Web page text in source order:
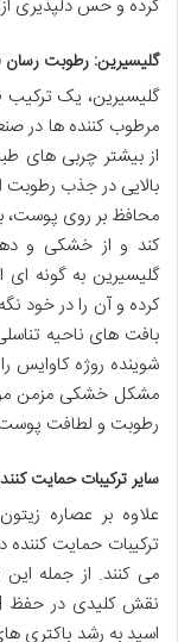
کرده و حس دلپذیری از
گلیسیرین: رطوبت رسان
گلیسیرین، یک ترکیب
مرطوب کننده ها در
از بیشتر چربی های
بالایی در جذب رطوبت
محافظ بر روی پوست،
کند و از خشکی و
گلیسیرین به گونه
کرده و آن را در خود
بافت های ناحیه
شوینده روژه کاوایس
مشکل خشکی مزمن
رطوبت و لطافت
سایر ترکیبات حمایت
علاوه بر عصاره
ترکیبات حمایت
می کنند. از جمله
اسید به رشد باکتری